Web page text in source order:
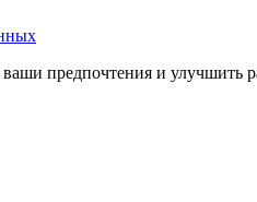
предпочтения и улучшить